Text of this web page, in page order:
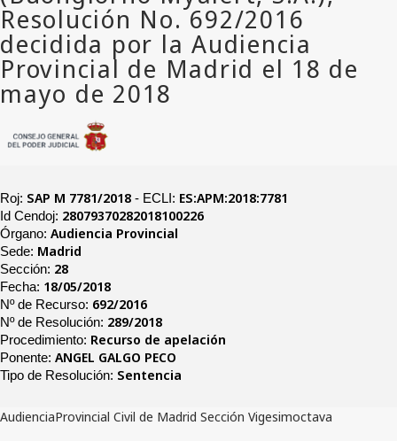
Roj: SAP M 7781/2018 - ECLI: ES:APM:2018:7781
Id Cendoj: 28079370282018100226
Órgano:Audiencia Provincial
Sede: Madrid
Sección: 28
Fecha: 18/05/2018
Nº de Recurso: 692/2016
Nº de Resolución: 289/2018
Procedimiento: Recurso de apelación
Ponente:ANGEL GALGO PECO
Tipo de Resolución: Sentencia
AudienciaProvincial Civil de Madrid Sección Vigesimoctava